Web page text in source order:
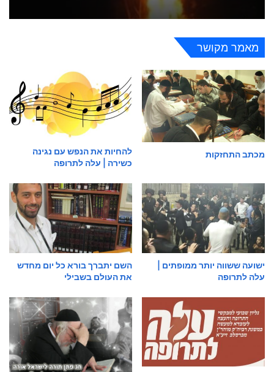
מאמר מקושר
מכתב התחזקות
להחיות את הנפש עם נגינה
כשירה | עלה לתרופה
ישועה ששווה יותר ממופתים |
עלה לתרופה
השם יתברך בורא כל יום מחדש
את העולם בשבילי